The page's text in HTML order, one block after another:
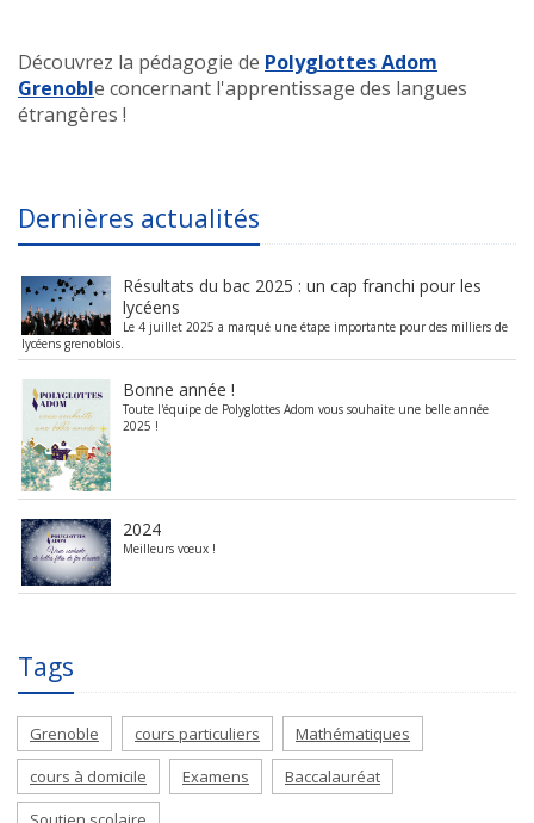
Découvrez la pédagogie de Polyglottes Adom
Grenoble concernant l'apprentissage des langues
étrangères !
Dernières actualités
Résultats du bac 2025 : un cap franchi pour les
lycéens
Le 4 juillet 2025 a marqué une étape importante pour des milliers de
lycéens grenoblois.
Bonne année !
Toute l'équipe de Polyglottes Adom vous souhaite une belle année
2025 !
2024
Meilleurs vœux !
Tags
Grenoble cours particuliers
Mathématiques
cours à domicile
Examens
Baccalauréat